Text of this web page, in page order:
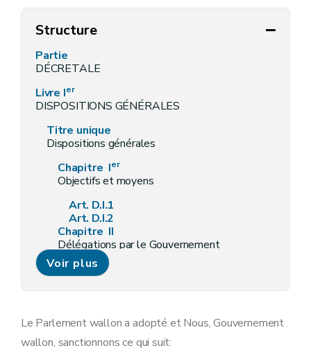
Structure
Partie
DÉCRETALE
Livre Ier
DISPOSITIONS GÉNÉRALES
Titre unique
Dispositions générales
Chapitre Ier
Objectifs et moyens
Art. D.I.1
Art. D.I.2
Chapitre II
Délégations par le Gouvernement
Art.D.I.3
Section 1 . - Pôle « Aménagement du territoire »
re
Voir plus
Le Parlement wallon a adopté et Nous, Gouvernement
wallon, sanctionnons ce qui suit: